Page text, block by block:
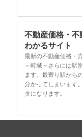
不動産価格・
わかるサイト
最新の不動産価格・
～町域～さらには駅
ます。最寄り駅から
分かってしまいます
タになります。